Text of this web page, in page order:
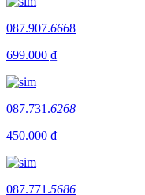
087.907.6668
699.000 ₫
087.731.6268
450.000 ₫
087.771.5686